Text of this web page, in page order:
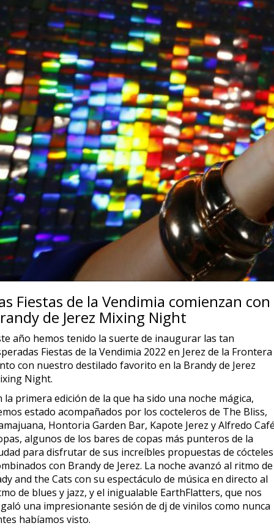
Fiestas de la Vendimia comienzan con
de Jerez Mixing Night
año hemos tenido la suerte de inaugurar las tan
Fiestas de la Vendimia 2022 en Jerez de la Frontera
con nuestro destilado favorito en la Brandy de Jerez
Night.
la primera edición de la que ha sido una noche mágica,
estado acompañados por los cocteleros de The Bliss,
Hontoria Garden Bar, Kapote Jerez y Alfredo
algunos de los bares de copas más punteros de la
para disfrutar de sus increíbles propuestas de
con Brandy de Jerez. La noche avanzó al ritmo de
and the Cats con su espectáculo de música en directo al
de blues y jazz, y el inigualable EarthFlatters, que nos
una impresionante sesión de dj de vinilos como nunca
habíamos visto.